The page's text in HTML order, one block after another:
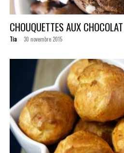
CHOUQUETTES AUX CHOCOLAT
Tia - 30 novembre 2015